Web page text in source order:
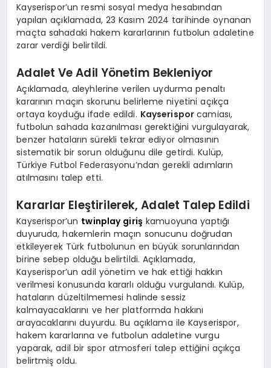
Kayserispor’un resmi sosyal medya hesabından
yapılan açıklamada, 23 Kasım 2024 tarihinde oynanan
maçta sahadaki hakem kararlarının futbolun adaletine
zarar verdiği belirtildi.
Adalet Ve Adil Yönetim Bekleniyor
Açıklamada, aleyhlerine verilen uydurma penaltı
kararının maçın skorunu belirleme niyetini açıkça
ortaya koyduğu ifade edildi. Kayserisporcamiası,
futbolun sahada kazanılması gerektiğini vurgulayarak,
benzer hataların sürekli tekrar ediyor olmasının
sistematik bir sorun olduğunu dile getirdi. Kulüp,
Türkiye Futbol Federasyonu’ndan gerekli adımların
atılmasını talep etti.
Kararlar Eleştirilerek, Adalet Talep Edildi
Kayserispor’un twinplay giriş kamuoyuna yaptığı
duyuruda, hakemlerin maçın sonucunu doğrudan
etkileyerek Türk futbolunun en büyük sorunlarından
birine sebep olduğu belirtildi. Açıklamada,
Kayserispor’un adil yönetim ve hak ettiği hakkın
verilmesi konusunda kararlı olduğu vurgulandı. Kulüp,
hataların düzeltilmemesi halinde sessiz
kalmayacaklarını ve her platformda hakkını
arayacaklarını duyurdu. Bu açıklama ile Kayserispor,
hakem kararlarına ve futbolun adaletine vurgu
yaparak, adil bir spor atmosferi talep ettiğini açıkça
belirtmiş oldu.